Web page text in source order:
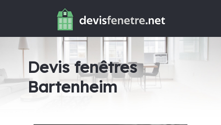
Devis fenêtres
Bartenheim